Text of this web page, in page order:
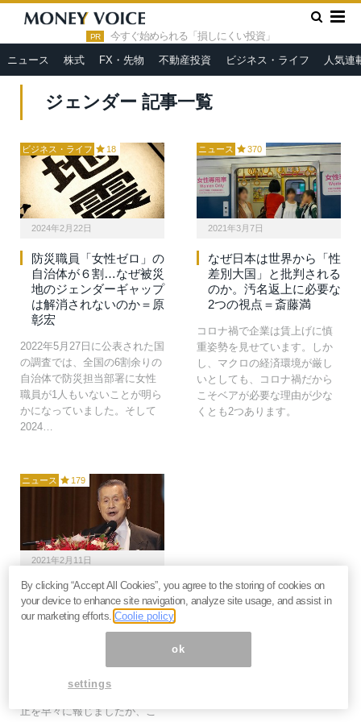
PR 今すぐ始められる「損しにくい投資」
ニュース 株式 FX・先物 不動産投資 ビジネス・ライフ 人気連
HOME » ジェンダー
ジェンダー 記事一覧
ビジネス・ライフ 18
2024年2月22日
防災職員「女性ゼロ」の
自治体が６割…なぜ被災
地のジェンダーギャップ
は解消されないのか＝原
彰宏
2022年5月27日に公表された国
の調査では、全国の6割余りの
自治体で防災担当部署に女性
職員が1人もいないことが明ら
かになっていました。そして
2024…
ニュース 370
2021年3月7日
なぜ日本は世界から「性
差別大国」と批判される
のか。汚名返上に必要な
2つの視点＝斎藤満
コロナ禍で企業は賃上げに慎
重姿勢を見せています。しか
し、マクロの経済環境が厳し
いとしても、コロナ禍だから
こそベアが必要な理由が少な
くとも2つあります。
ニュース 179
2021年2月11日
五輪中止で困るのは米国
とIOC。「女性蔑視」に
世界激怒も決断できぬ裏
が海外を巻き込んで事件化し
止を早々に報じましたが、こ
By clicking “Accept All Cookies”, you agree to the storing of cookies on
your device to enhance site navigation, analyze site usage, and assist in
our marketing efforts.Coolie policy
ok
settings